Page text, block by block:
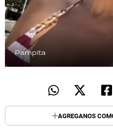
Pampita
AGREGANOS